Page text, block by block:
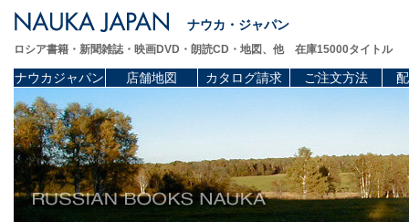
ナウカ・ジャパン
ロシア書籍・新聞雑誌・映画DVD・朗読CD・地図、他 在庫15000タイトル
ナウカジャパン 店舗地図 カタログ請求 ご注文方法